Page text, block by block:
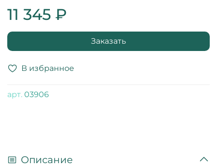
В избранное
арт. 03906
11 345 ₽
Заказать
Описание